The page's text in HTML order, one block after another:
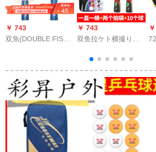
￥ 743
双魚(DOUBLE FISH)
￥ 743
双鱼拉ケト横撮りセ
ニ试合用卓球ラケト2
つのセトK 007と横に
しています。【10球
送ります。】